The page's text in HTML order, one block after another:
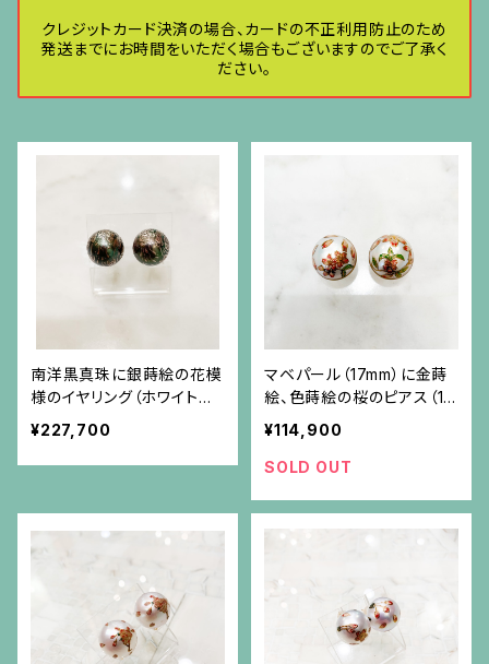
クレジットカード決済の場合、カードの不正利用防止のため
発送までにお時間をいただく場合もございますのでご了承く
ださい。
南洋黒真珠に銀蒔絵の花模
様のイヤリング（ホワイトゴ
ールド金具）
¥227,700
マベパール（17mm）に金蒔
絵、色蒔絵の桜のピアス（18
金ポスト）
¥114,900
SOLD OUT